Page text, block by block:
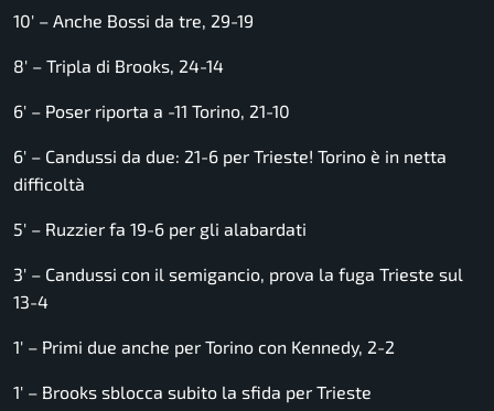
10′ – Anche Bossi da tre, 29-19
8′ – Tripla di Brooks, 24-14
6′ – Poser riporta a -11 Torino, 21-10
6′ – Candussi da due: 21-6 per Trieste! Torino è in netta
difficoltà
5′ – Ruzzier fa 19-6 per gli alabardati
3′ – Candussi con il semigancio, prova la fuga Trieste sul
13-4
1′ – Primi due anche per Torino con Kennedy, 2-2
1′ – Brooks sblocca subito la sfida per Trieste